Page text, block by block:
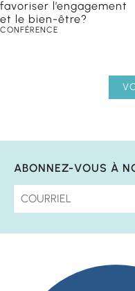
favoriser l’engagement
et le bien-être?
CONFÉRENCE
ABONNEZ-VOUS À